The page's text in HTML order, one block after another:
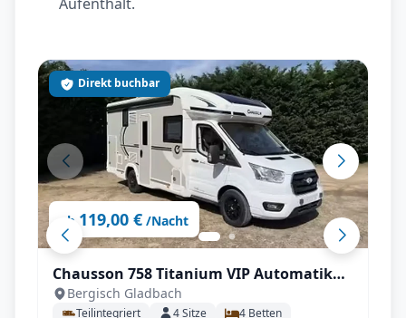
ab 119,00 € /Nacht
Direkt buchbar
Chausson 758 Titanium VIP Automatik
mit sehr guter Grundausstattung
Bergisch Gladbach
Teilintegriert 4Sitze 4 Betten